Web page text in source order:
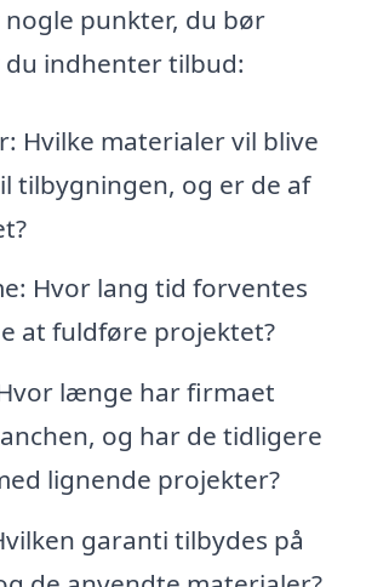
punkter, du bør
indhenter tilbud:
Hvilke materialer vil blive
tilbygningen, og er de af
Hvor lang tid forventes
at fuldføre projektet?
længe har firmaet
og har de tidligere
lignende projekter?
garanti tilbydes på